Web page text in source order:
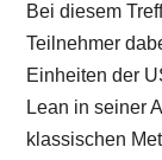
Bei diesem
Teilnehmer
Einheiten der
Lean in seiner
klassischen